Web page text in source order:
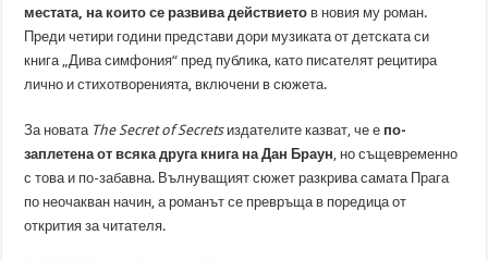
местата, на които се развива действието в новия му роман.
Преди четири години представи дори музиката от детската си
книга „Дива симфония“ пред публика, като писателят рецитира
лично и стихотворенията, включени в сюжета.
За новата The Secret of Secretsиздателите казват, че е по-
заплетена от всяка друга книга на Дан Браун , но същевременно
с това и по-забавна. Вълнуващият сюжет разкрива самата Прага
по неочакван начин, а романът се превръща в поредица от
открития за читателя.